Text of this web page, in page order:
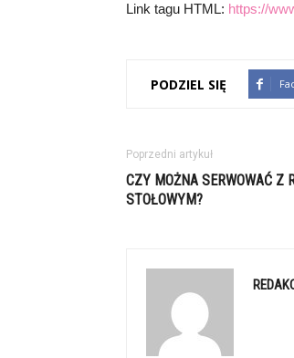
Link tagu HTML: https://
PODZIEL SIĘ
Poprzedni artykuł
CZY MOŻNA SERWOWAĆ Z
STOŁOWYM?